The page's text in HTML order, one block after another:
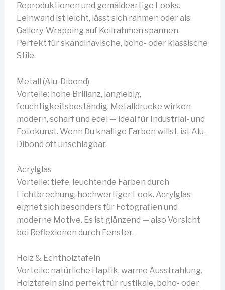
Reproduktionen und gemäldeartige Looks.
Leinwand ist leicht, lässt sich rahmen oder als
Gallery-Wrapping auf Keilrahmen spannen.
Perfekt für skandinavische, boho- oder klassische
Stile.
Metall (Alu-Dibond)
Vorteile: hohe Brillanz, langlebig,
feuchtigkeitsbeständig. Metalldrucke wirken
modern, scharf und edel — ideal für Industrial- und
Fotokunst. Wenn Du knallige Farben willst, ist Alu-
Dibond oft unschlagbar.
Acrylglas
Vorteile: tiefe, leuchtende Farben durch
Lichtbrechung; hochwertiger Look. Acrylglas
eignet sich besonders für Fotografien und
moderne Motive. Es ist glänzend — also Vorsicht
bei Reflexionen durch Fenster.
Holz & Echtholztafeln
Vorteile: natürliche Haptik, warme Ausstrahlung.
Holztafeln sind perfekt für rustikale, boho- oder